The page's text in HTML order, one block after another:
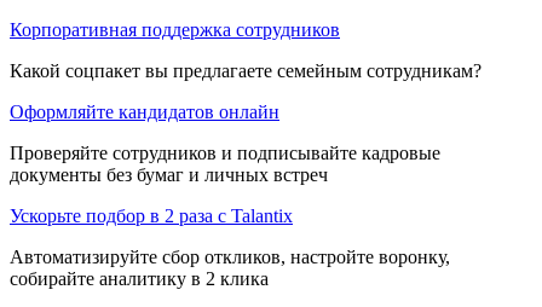
Корпоративная поддержка сотрудников
Какой соцпакет вы предлагаете семейным сотрудникам?
Оформляйте кандидатов онлайн
Проверяйте сотрудников и подписывайте кадровые
документы без бумаг и личных встреч
Ускорьте подбор в 2 раза с Talantix
Автоматизируйте сбор откликов, настройте воронку,
собирайте аналитику в 2 клика